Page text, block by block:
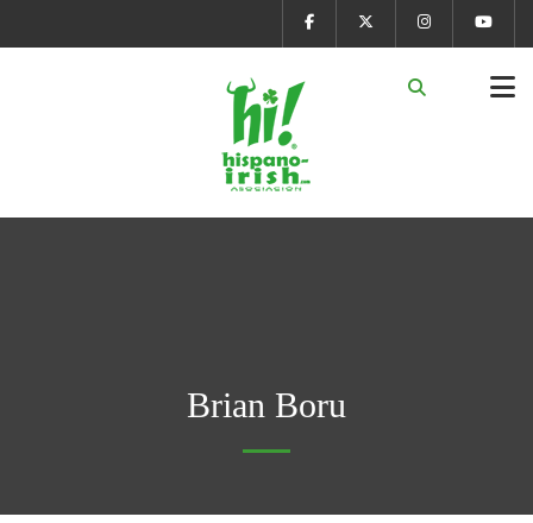
Brian Boru